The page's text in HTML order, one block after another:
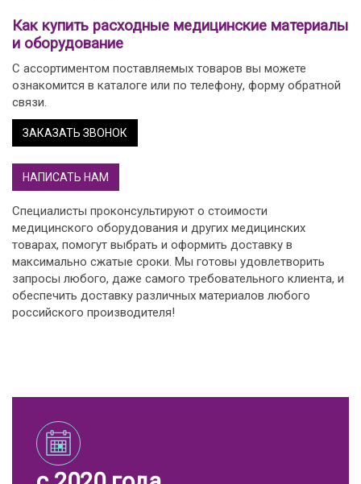
Как купить расходные медицинские материалы
и оборудование
С ассортиментом поставляемых товаров вы можете
ознакомится в каталоге или по телефону, форму обратной
связи.
ЗАКАЗАТЬ ЗВОНОК
НАПИСАТЬ НАМ
Специалисты проконсультируют о стоимости
медицинского оборудования и других медицинских
товарах, помогут выбрать и оформить доставку в
максимально сжатые сроки. Мы готовы удовлетворить
запросы любого, даже самого требовательного клиента, и
обеспечить доставку различных материалов любого
российского производителя!